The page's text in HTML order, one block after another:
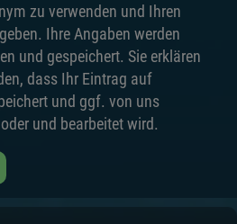
zu verwenden und Ihren
Ihre Angaben werden
und gespeichert. Sie erklären
dass Ihr Eintrag auf
und ggf. von uns
und bearbeitet wird.